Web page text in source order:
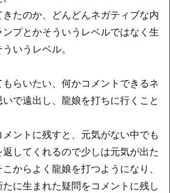
たのか、どんどんネガティブな内
プとかそういうレベルではなく生
いうレベル。
らいたい、何かコメントできるネ
で遠出し、龍娘を打ちに行くこと
ントに残すと、元気がない中でも
してくれるので少しは元気が出た
からよく龍娘を打つようになり、
に生まれた疑問をコメントに残し